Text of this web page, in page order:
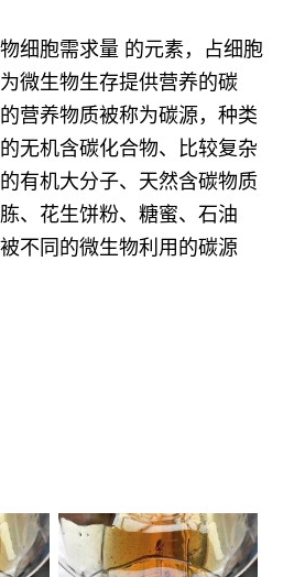
细胞需求量 的元素，占细胞
微生物生存提供营养的碳
的营养物质被称为碳源，种类
无机含碳化合物、比较复杂
有机大分子、天然含碳物质
、花生饼粉、糖蜜、石油
不同的微生物利用的碳源